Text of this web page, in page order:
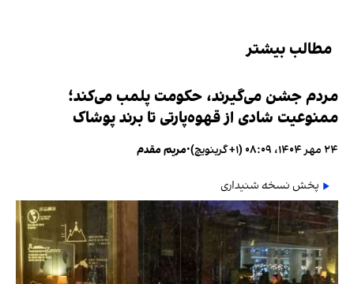
مطالب بیشتر
مردم جشن می‌گیرند، حکومت پلمب می‌کند؛
ممنوعیت شادی از قهوه‌پارتی تا برند پوشاک
۲۴ مهر ۱۴۰۴، ۰۸:۰۹ (‎+۱ گرینویچ) •مریم مقدم
پخش نسخه شنیداری